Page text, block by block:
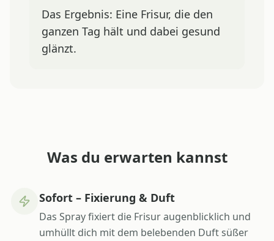
Das Ergebnis: Eine Frisur, die den
ganzen Tag hält und dabei gesund
glänzt.
Was du erwarten kannst
Sofort – Fixierung & Duft
Das Spray fixiert die Frisur augenblicklich und
umhüllt dich mit dem belebenden Duft süßer